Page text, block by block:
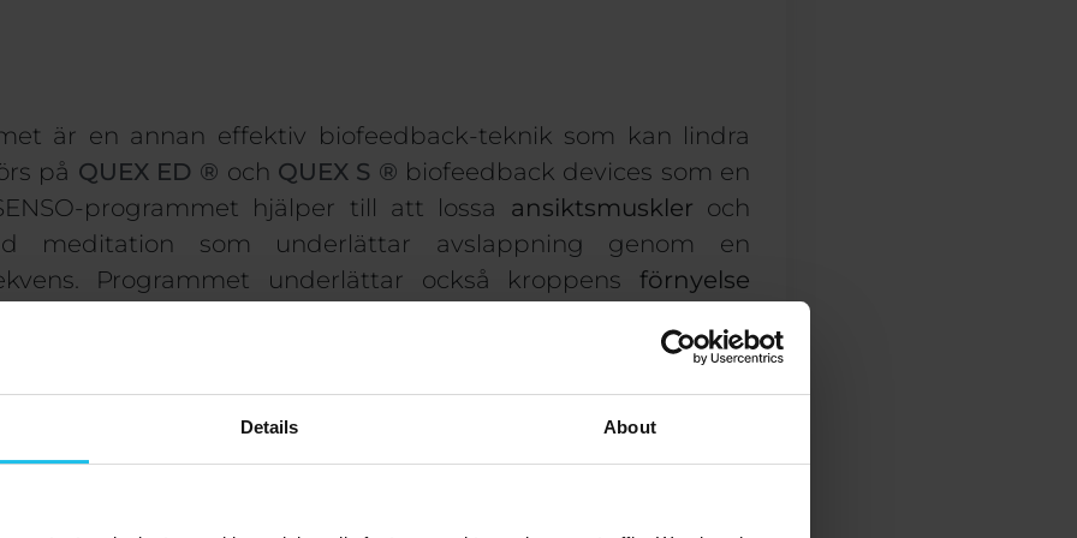
Details About
är en annan effektiv biofeedback-teknik som kan lindra
på QUEX ED ® och QUEX S ® biofeedback devices som en
programmet hjälper till att lossa ansiktsmuskler och
meditation som underlättar avslappning genom en
Programmet underlättar också kroppensförnyelse
stress på olika sätt,fysisk träning, andningtekniker,
kan alla hjälpa till att hantera det. Det är viktigt att hitta